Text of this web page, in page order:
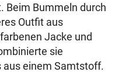
Beim Bummeln durch
Outfit aus
Jacke und
sie
aus einem Samtstoff.